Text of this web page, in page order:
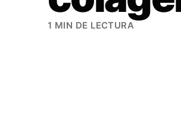
1 MIN DE LECTURA